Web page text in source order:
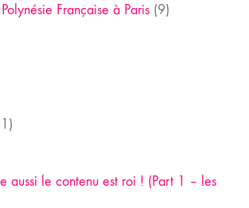
Française à Paris (9)
aussi le contenu est roi ! (Part 1 – les